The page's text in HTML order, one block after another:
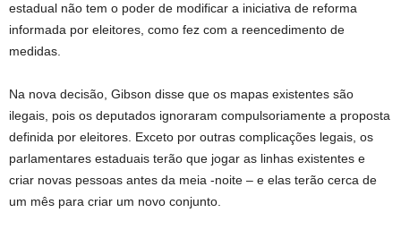
estadual não tem o poder de modificar a iniciativa de reforma
informada por eleitores, como fez com a reencedimento de
medidas.
Na nova decisão, Gibson disse que os mapas existentes são
ilegais, pois os deputados ignoraram compulsoriamente a proposta
definida por eleitores. Exceto por outras complicações legais, os
parlamentares estaduais terão que jogar as linhas existentes e
criar novas pessoas antes da meia -noite – e elas terão cerca de
um mês para criar um novo conjunto.